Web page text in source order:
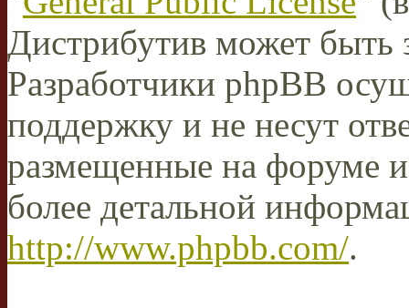
Дистрибутив может быть
Разработчики phpBB
поддержку и не несут
размещенные на форуме
более детальной
http://www.phpbb.com/.